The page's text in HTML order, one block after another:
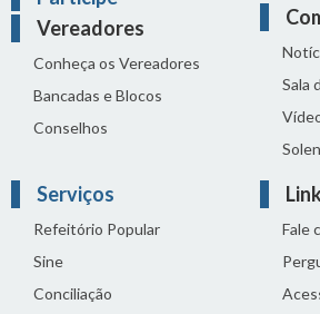
Vereadores
Conheça os Vereadores
Bancadas e Blocos
Conselhos
Sala
Serviços
Refeitório Popular
Sine
Conciliação
Fale